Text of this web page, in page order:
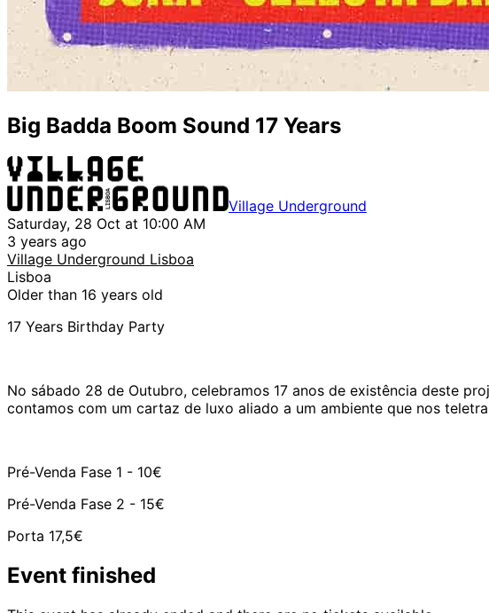
Big Badda Boom Sound 17 Years
Village Underground
Saturday, 28 Oct at 10:00 AM
3 years ago
Village Underground Lisboa
Lisboa
Older than 16 years old
17 Years Birthday Party
No sábado 28 de Outubro, celebramos 17 anos de existência deste
contamos com um cartaz de luxo aliado a um ambiente que nos
Pré-Venda Fase 1 - 10€
Pré-Venda Fase 2 - 15€
Porta 17,5€
Event finished